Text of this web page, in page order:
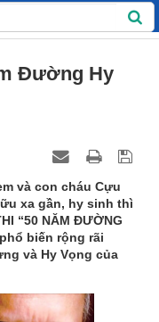
Đường Hy
và con cháu Cựu
xa gần, hy sinh thì
“50 NĂM ĐƯỜNG
biến rộng rãi
và Hy Vọng của